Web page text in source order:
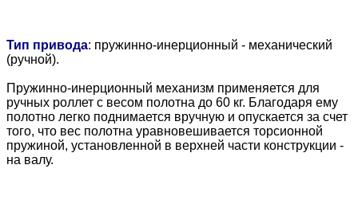
Тип привода: пружинно-инерционный - механический
(ручной).
Пружинно-инерционный механизм применяется для
ручных роллет с весом полотна до 60 кг. Благодаря ему
полотно легко поднимается вручную и опускается за счет
того, что вес полотна уравновешивается торсионной
пружиной, установленной в верхней части конструкции -
на валу.